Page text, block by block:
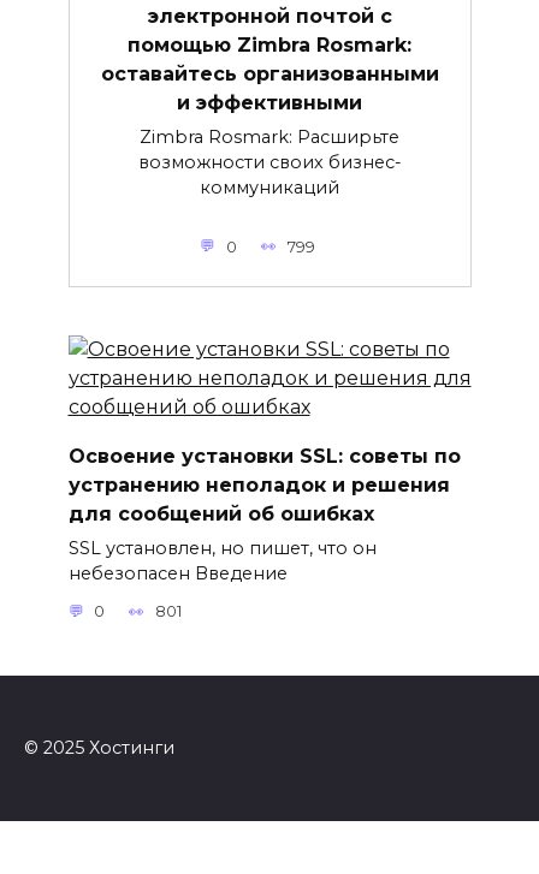
электронной почтой с
помощью Zimbra Rosmark:
оставайтесь организованными
и эффективными
Zimbra Rosmark: Расширьте
возможности своих бизнес-
коммуникаций
0 799
Освоение установки SSL: советы по
устранению неполадок и решения
для сообщений об ошибках
SSL установлен, но пишет, что он
небезопасен Введение
0 801
© 2025 Хостинги